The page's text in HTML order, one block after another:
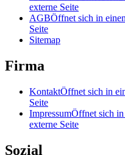
externe Seite
AGBÖffnet sich in
Seite
Sitemap
Firma
KontaktÖffnet sich in
Seite
ImpressumÖffnet sich in
externe Seite
Sozial